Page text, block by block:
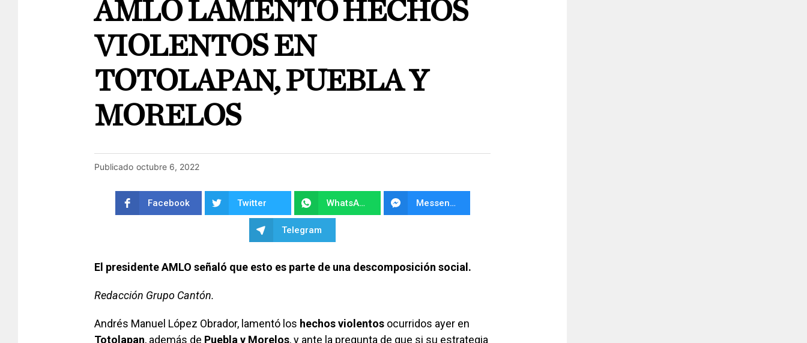
AMLO LAMENTO HECHOS
VIOLENTOS EN
TOTOLAPAN, PUEBLA Y
MORELOS
Publicado octubre 6, 2022
Facebook Twitter WhatsApp Messenger
Telegram
El presidente AMLO señaló que esto es parte de una descomposición social.
Redacción Grupo Cantón.
Andrés Manuel López Obrador, lamentó los hechos violentos ocurridos ayer en
Totolapan, además de Puebla y Morelos, y ante la pregunta de que si su estrategia